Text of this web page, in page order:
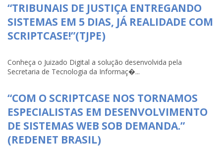
“TRIBUNAIS DE JUSTIÇA ENTREGANDO
SISTEMAS EM 5 DIAS, JÁ REALIDADE COM
SCRIPTCASE!”(TJPE)
Conheça o Juizado Digital a solução desenvolvida pela
Secretaria de Tecnologia da Informaç�...
“COM O SCRIPTCASE NOS TORNAMOS
ESPECIALISTAS EM DESENVOLVIMENTO
DE SISTEMAS WEB SOB DEMANDA.”
(REDENET BRASIL)